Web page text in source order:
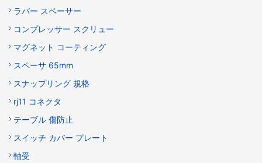
ラバー スペーサー
コンプレッサー スクリュー
マグネット コーティング
スペーサ 65mm
スナップリング 規格
rj11 コネクタ
テーブル 傷防止
スイッチ カバー プレート
軸受